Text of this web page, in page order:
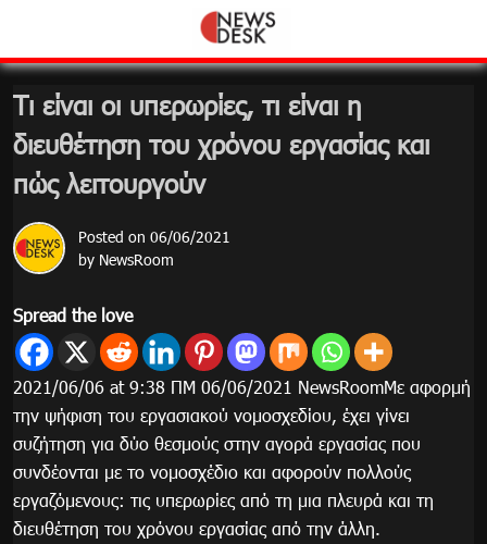
content
Τι είναι οι υπερωρίες, τι είναι η
διευθέτηση του χρόνου εργασίας και
πώς λειτουργούν
Posted on 06/06/2021
by NewsRoom
Spread the love
2021/06/06 at 9:38 ΠΜ 06/06/2021 NewsRoomΜε αφορμή
την ψήφιση του εργασιακού νομοσχεδίου, έχει γίνει
συζήτηση για δύο θεσμούς στην αγορά εργασίας που
συνδέονται με το νομοσχέδιο και αφορούν πολλούς
εργαζόμενους: τις υπερωρίες από τη μια πλευρά και τη
διευθέτηση του χρόνου εργασίας από την άλλη.